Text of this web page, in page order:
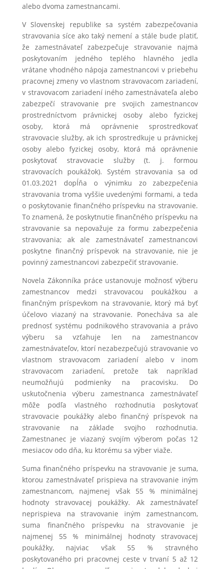
alebo dvoma zamestnancami.
V Slovenskej republike sa systém zabezpečovania
stravovania síce ako taký nemení a stále bude platiť,
že zamestnávateľ zabezpečuje stravovanie najmä
poskytovaním jedného teplého hlavného jedla
vrátane vhodného nápoja zamestnancovi v priebehu
pracovnej zmeny vo vlastnom stravovacom zariadení,
v stravovacom zariadení iného zamestnávateľa alebo
zabezpečí stravovanie pre svojich zamestnancov
prostredníctvom právnickej osoby alebo fyzickej
osoby, ktorá má oprávnenie sprostredkovať
stravovacie služby, ak ich sprostredkuje u právnickej
osoby alebo fyzickej osoby, ktorá má oprávnenie
poskytovať stravovacie služby (t. j. formou
stravovacích poukážok). Systém stravovania sa od
01.03.2021 dopĺňa o výnimku zo zabezpečenia
stravovania troma vyššie uvedenými formami, a teda
o poskytovanie finančného príspevku na stravovanie.
To znamená, že poskytnutie finančného príspevku na
stravovanie sa nepovažuje za formu zabezpečenia
stravovania; ak ale zamestnávateľ zamestnancovi
poskytne finančný príspevok na stravovanie, nie je
povinný zamestnancovi zabezpečiť stravovanie.
Novela Zákonníka práce ustanovuje možnosť výberu
zamestnancov medzi stravovacou poukážkou a
finančným príspevkom na stravovanie, ktorý má byť
účelovo viazaný na stravovanie. Ponecháva sa ale
prednosť systému podnikového stravovania a právo
výberu sa vzťahuje len na zamestnancov
zamestnávateľov, ktorí nezabezpečujú stravovanie vo
vlastnom stravovacom zariadení alebo v inom
stravovacom zariadení, pretože tak napríklad
neumožňujú podmienky na pracovisku. Do
uskutočnenia výberu zamestnanca zamestnávateľ
môže podľa vlastného rozhodnutia poskytovať
stravovacie poukážky alebo finančný príspevok na
stravovanie na základe svojho rozhodnutia.
Zamestnanec je viazaný svojím výberom počas 12
mesiacov odo dňa, ku ktorému sa výber viaže.
Suma finančného príspevku na stravovanie je suma,
ktorou zamestnávateľ prispieva na stravovanie iným
zamestnancom, najmenej však 55 % minimálnej
hodnoty stravovacej poukážky. Ak zamestnávateľ
neprispieva na stravovanie iným zamestnancom,
suma finančného príspevku na stravovanie je
najmenej 55 % minimálnej hodnoty stravovacej
poukážky, najviac však 55 % stravného
poskytovaného pri pracovnej ceste v trvaní 5 až 12